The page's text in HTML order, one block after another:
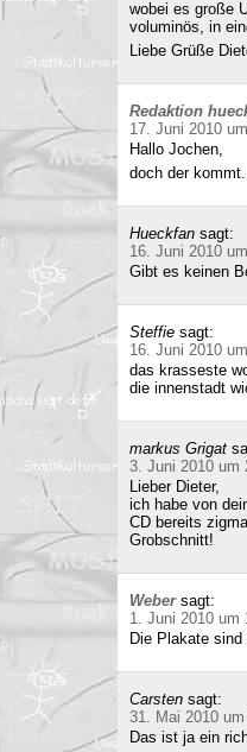
wobei es große
voluminös, in
Liebe Grüße
Redaktion
17. Juni 2010
Hallo Jochen,
doch der
Hueckfan sagt:
16. Juni 2010
Gibt es keinen
Steffie sagt:
16. Juni 2010
das krasseste
die innenstadt
markus Grigat
3. Juni 2010 um
Lieber Dieter,
ich habe von
CD bereits
Grobschnitt!
Weber sagt:
1. Juni 2010 um
Die Plakate
Carsten sagt:
31. Mai 2010
Das ist ja ein